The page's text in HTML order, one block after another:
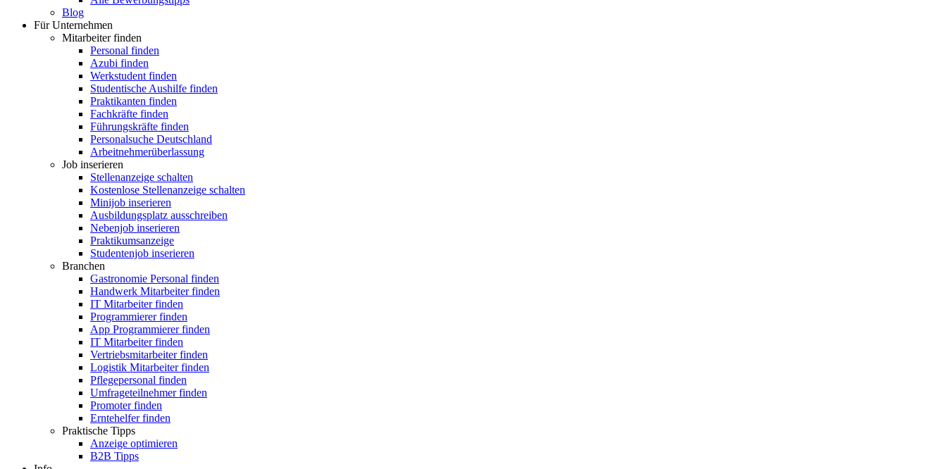
Blog
Für Unternehmen
Mitarbeiter finden
Personal finden
Azubi finden
Werkstudent finden
Studentische Aushilfe finden
Praktikanten finden
Fachkräfte finden
Führungskräfte finden
Personalsuche Deutschland
Arbeitnehmerüberlassung
Job inserieren
Stellenanzeige schalten
Kostenlose Stellenanzeige schalten
Minijob inserieren
Ausbildungsplatz ausschreiben
Nebenjob inserieren
Praktikumsanzeige
Studentenjob inserieren
Branchen
Gastronomie Personal finden
Handwerk Mitarbeiter finden
IT Mitarbeiter finden
Programmierer finden
App Programmierer finden
IT Mitarbeiter finden
Vertriebsmitarbeiter finden
Logistik Mitarbeiter finden
Pflegepersonal finden
Umfrageteilnehmer finden
Promoter finden
Erntehelfer finden
Praktische Tipps
Anzeige optimieren
B2B Tipps